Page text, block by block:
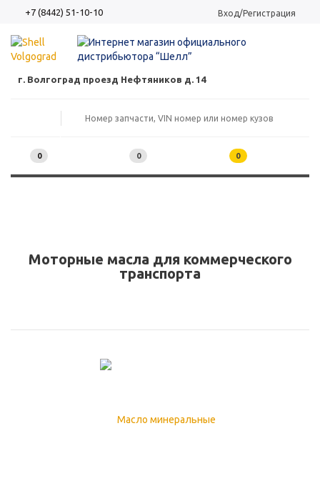
+7 (8442) 51-10-10 Вход/Регистрация
г. Волгоград проезд Нефтяников д. 14
0 0 0
Моторные масла для коммерческого
транспорта